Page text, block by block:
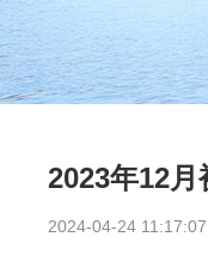
2023年12
2024-04-24 11:17:07